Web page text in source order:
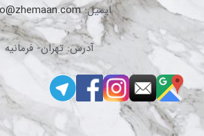
ایمیل:info@zhemaan.com
آدرس: تهران- فرمانیه